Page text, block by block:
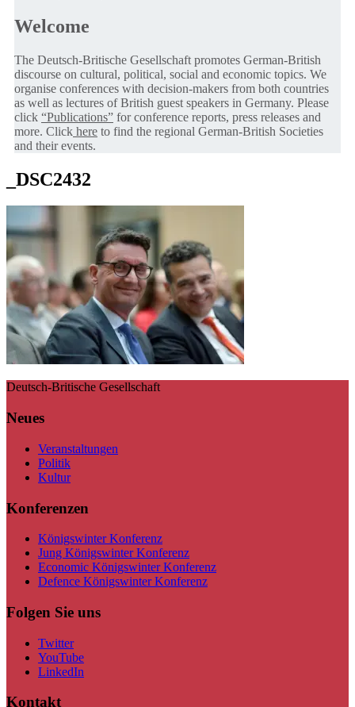
Welcome
The Deutsch-Britische Gesellschaft promotes German-British
discourse on cultural, political, social and economic topics. We
organise conferences with decision-makers from both countries
as well as lectures of British guest speakers in Germany. Please
click “Publications” for conference reports, press releases and
more. Click here to find the regional German-British Societies
and their events.
_DSC2432
Deutsch-Britische Gesellschaft
Neues
Veranstaltungen
Politik
Kultur
Konferenzen
Königswinter Konferenz
Jung Königswinter Konferenz
Economic Königswinter Konferenz
Defence Königswinter Konferenz
Folgen Sie uns
Twitter
YouTube
LinkedIn
Kontakt